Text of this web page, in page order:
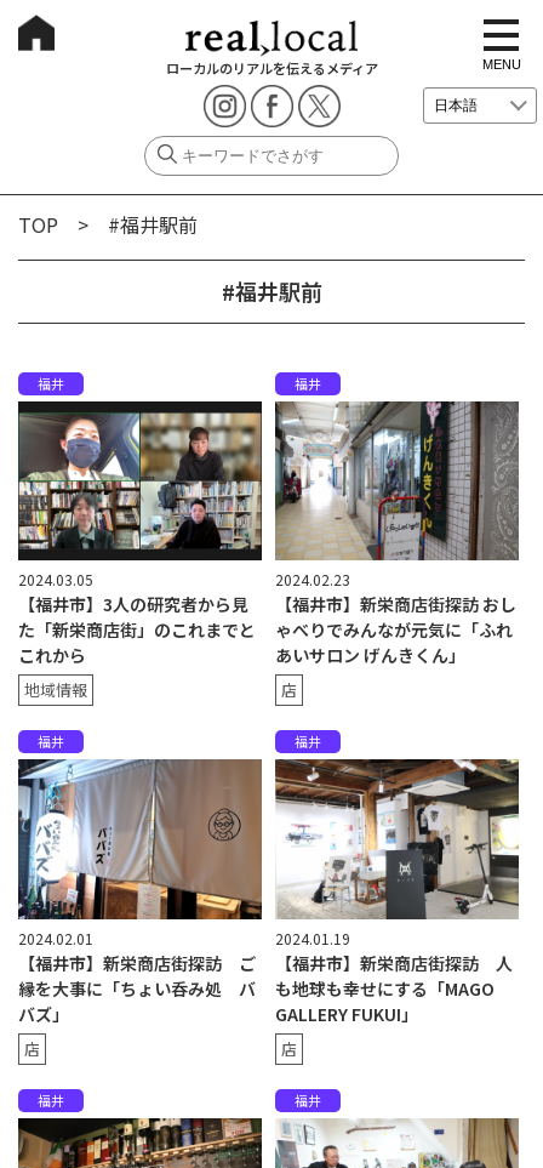
ローカルのリアルを伝えるメディア
t
o
g
g
e
i
i
MENU
TOP > #福井駅前
#福井駅前
福井
2024.03.05
【福井市】3人の研究者から見
た「新栄商店街」のこれまでと
これから
地域情報
福井
2024.02.23
【福井市】新栄商店街探訪 おし
ゃべりでみんなが元気に「ふれ
あいサロン げんきくん」
店
福井
2024.02.01
【福井市】新栄商店街探訪 ご
縁を大事に「ちょい呑み処 バ
バズ」
店
福井
2024.01.19
【福井市】新栄商店街探訪 人
も地球も幸せにする「MAGO
GALLERY FUKUI」
店
福井 福井